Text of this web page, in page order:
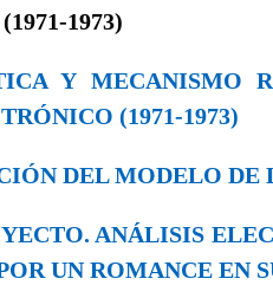
1973)
Y MECANISMO
(1971-1973)
DEL MODELO DE
ANÁLISIS
UN ROMANCE EN